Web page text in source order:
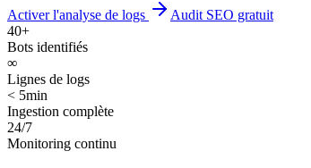
Activer l'analyse de logs
Audit SEO gratuit
40+
Bots identifiés
∞
Lignes de logs
< 5min
Ingestion complète
24/7
Monitoring continu